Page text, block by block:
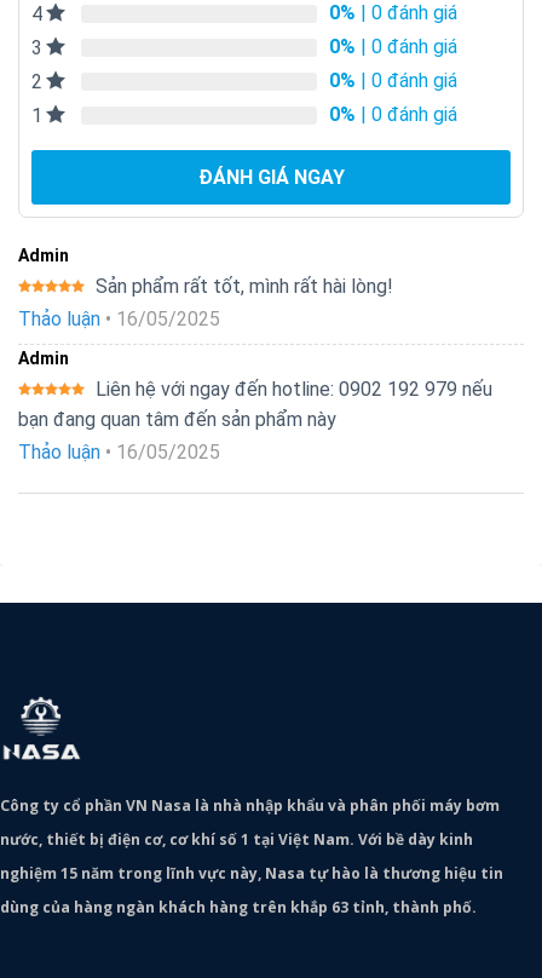
4
0% | 0 đánh giá
3
0% | 0 đánh giá
2
0% | 0 đánh giá
1
0% | 0 đánh giá
ĐÁNH GIÁ NGAY
Admin
Được xếp
hạng5
Sản phẩm rất tốt, mình rất hài lòng!
Thảo luận • 16/05/2025
Admin
Được xếp
hạng 5 5
Liên hệ với ngay đến hotline: 0902 192 979 nếu
bạn đang quan tâm đến sản phẩm này
Thảo luận • 16/05/2025
Công ty cổ phần VN Nasa là nhà nhập khẩu và phân phối máy bơm
nước, thiết bị điện cơ, cơ khí số 1 tại Việt Nam. Với bề dày kinh
nghiệm 15 năm trong lĩnh vực này, Nasa tự hào là thương hiệu tin
dùng của hàng ngàn khách hàng trên khắp 63 tỉnh, thành phố.